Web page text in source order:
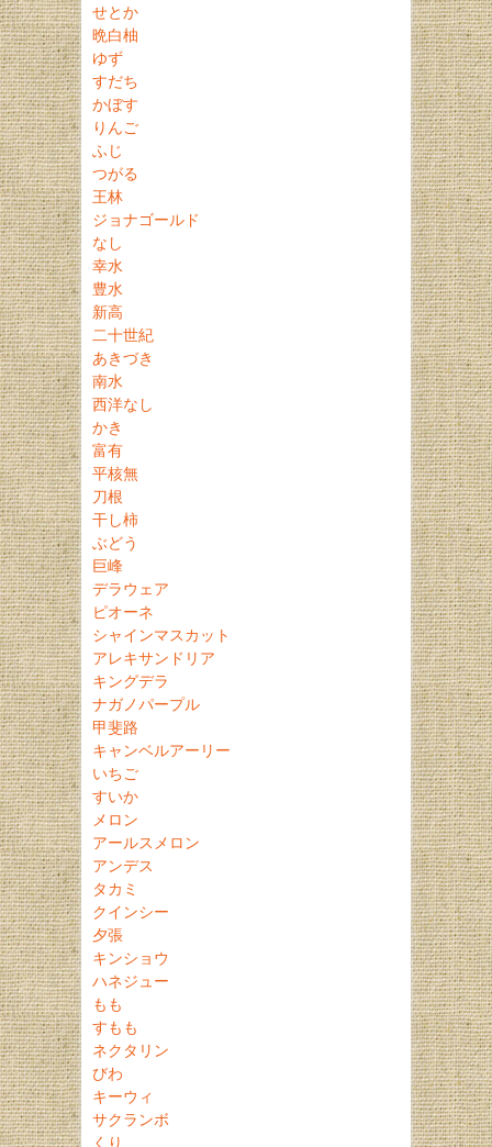
せとか
晩白柚
ゆず
すだち
かぼす
りんご
ふじ
つがる
王林
ジョナゴールド
なし
幸水
豊水
新高
二十世紀
あきづき
南水
西洋なし
かき
富有
平核無
刀根
干し柿
ぶどう
巨峰
デラウェア
ピオーネ
シャインマスカット
アレキサンドリア
キングデラ
ナガノパープル
甲斐路
キャンベルアーリー
いちご
すいか
メロン
アールスメロン
アンデス
タカミ
クインシー
夕張
キンショウ
ハネジュー
もも
すもも
ネクタリン
びわ
キーウィ
サクランボ
くり